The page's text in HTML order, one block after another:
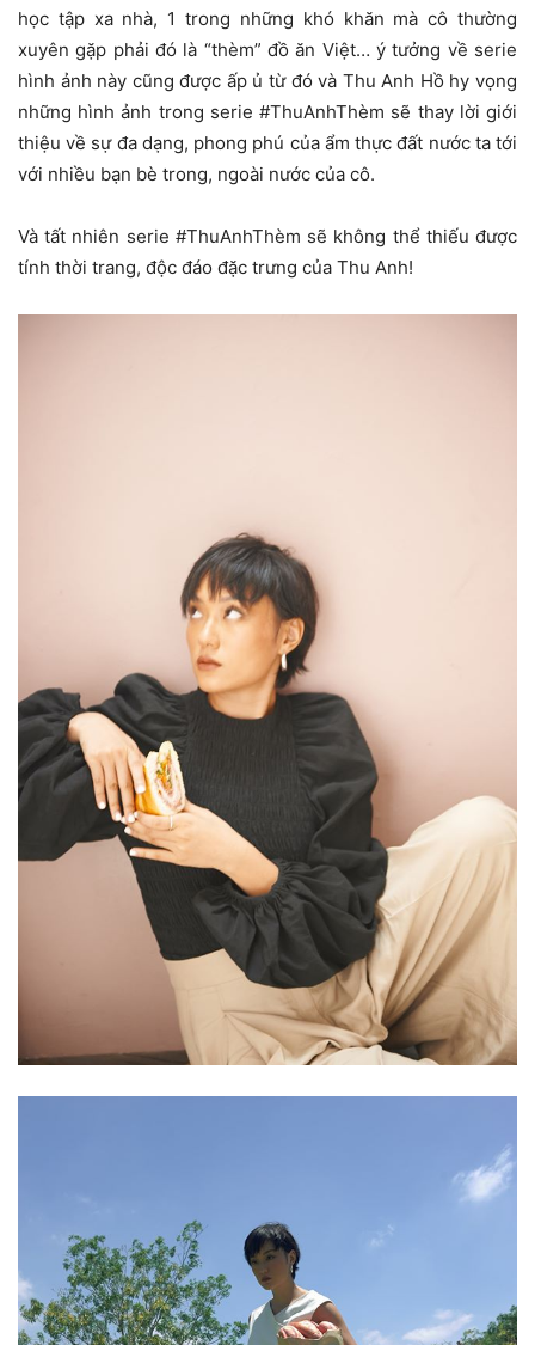
học tập xa nhà, 1 trong những khó khăn mà cô thường
xuyên gặp phải đó là “thèm” đồ ăn Việt… ý tưởng về serie
hình ảnh này cũng được ấp ủ từ đó và Thu Anh Hồ hy vọng
những hình ảnh trong serie #ThuAnhThèm sẽ thay lời giới
thiệu về sự đa dạng, phong phú của ẩm thực đất nước ta tới
với nhiều bạn bè trong, ngoài nước của cô.
Và tất nhiên serie #ThuAnhThèm sẽ không thể thiếu được
tính thời trang, độc đáo đặc trưng của Thu Anh!